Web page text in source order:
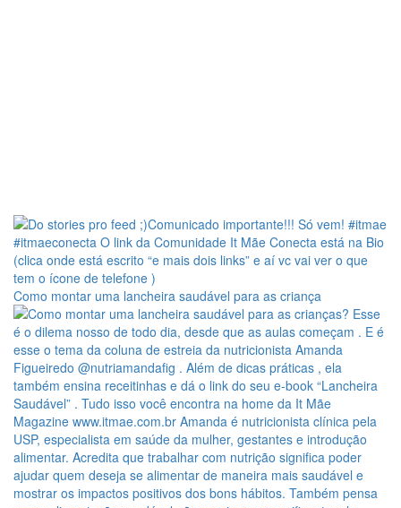
Como montar uma lancheira saudável para as criança